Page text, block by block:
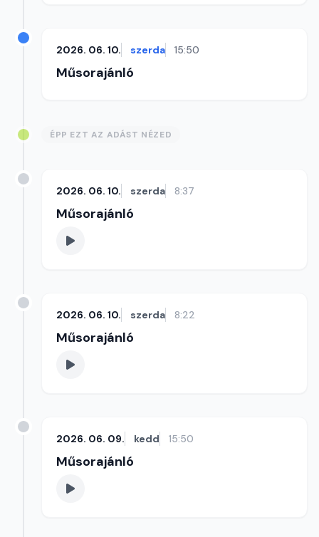
2026. 06. 10. szerda 15:50
Műsorajánló
ÉPP EZT AZ ADÁST NÉZED
2026. 06. 10. szerda 8:37
Műsorajánló
2026. 06. 10. szerda 8:22
Műsorajánló
2026. 06. 09. kedd 15:50
Műsorajánló